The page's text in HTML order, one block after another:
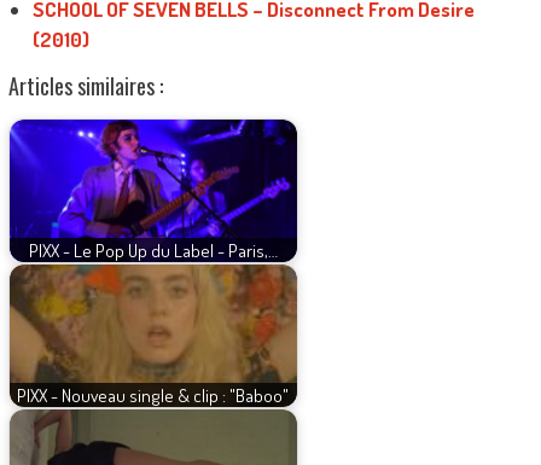
SCHOOL OF SEVEN BELLS – Disconnect From Desire
(2010)
Articles similaires :
PIXX - Le Pop Up du Label - Paris,…
PIXX - Nouveau single & clip : "Baboo"